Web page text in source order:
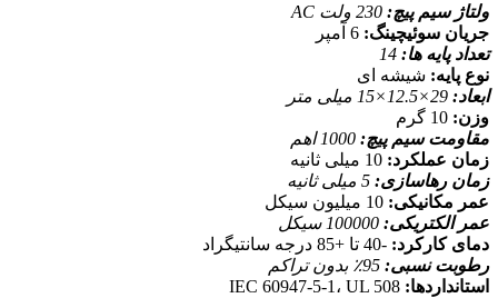
ولتاژ سیم پیچ:
جریان سوئیچینگ:
تعداد پایه ها:
نوع پایه: شیشه ای
ابعاد:
وزن:
مقاومت سیم پیچ:
زمان عملکرد:
زمان رهاسازی:
عمر مکانیکی:
عمر الکتریکی:
دمای کارکرد: -40 تا +85 درجه سانتیگراد
رطوبت نسبی:
استانداردها: